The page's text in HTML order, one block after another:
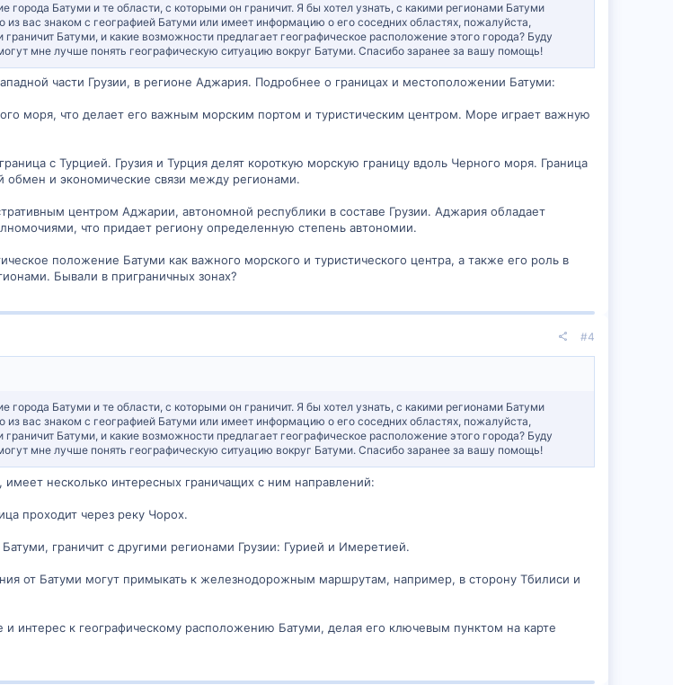
Батуми и те области, с которыми он граничит. Я бы хотел узнать, с какими регионами Батуми
из вас знаком с географией Батуми или имеет информацию о его соседних областях, пожалуйста,
Батуми, и какие возможности предлагает географическое расположение этого города? Буду
мне лучше понять географическую ситуацию вокруг Батуми. Спасибо заранее за вашу помощь!
части Грузии, в регионе Аджария. Подробнее о границах и местоположении Батуми:
моря, что делает его важным морским портом и туристическим центром. Море играет важную
с Турцией. Грузия и Турция делят короткую морскую границу вдоль Черного моря. Граница
обмен и экономические связи между регионами.
центром Аджарии, автономной республики в составе Грузии. Аджария обладает
что придает региону определенную степень автономии.
положение Батуми как важного морского и туристического центра, а также его роль в
Бывали в приграничных зонах?
#4
Батуми и те области, с которыми он граничит. Я бы хотел узнать, с какими регионами Батуми
из вас знаком с географией Батуми или имеет информацию о его соседних областях, пожалуйста,
Батуми, и какие возможности предлагает географическое расположение этого города? Буду
мне лучше понять географическую ситуацию вокруг Батуми. Спасибо заранее за вашу помощь!
несколько интересных граничащих с ним направлений:
проходит через реку Чорох.
Батуми, граничит с другими регионами Грузии: Гурией и Имеретией.
от Батуми могут примыкать к железнодорожным маршрутам, например, в сторону Тбилиси и
и интерес к географическому расположению Батуми, делая его ключевым пунктом на карте